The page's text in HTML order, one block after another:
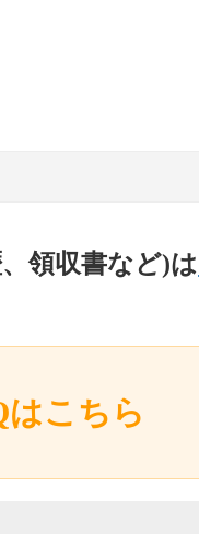
領収書など)は
はこちら